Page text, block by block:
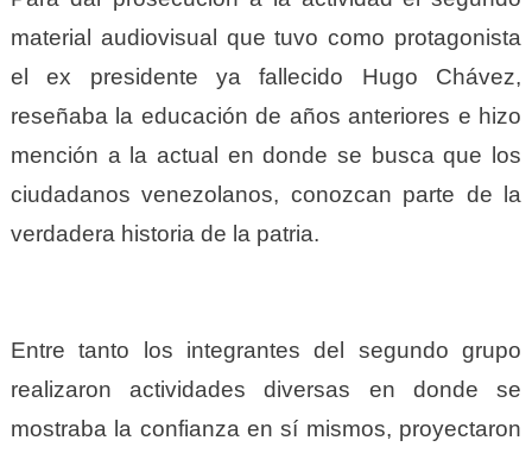
material audiovisual que tuvo como protagonista
el ex presidente ya fallecido Hugo Chávez,
reseñaba la educación de años anteriores e hizo
mención a la actual en donde se busca que los
ciudadanos venezolanos, conozcan parte de la
verdadera historia de la patria.
Entre tanto los integrantes del segundo grupo
realizaron actividades diversas en donde se
mostraba la confianza en sí mismos, proyectaron